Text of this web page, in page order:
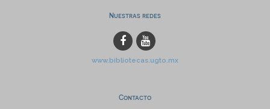
Nuestras redes
www.bibliotecas.ugto.mx
Contacto